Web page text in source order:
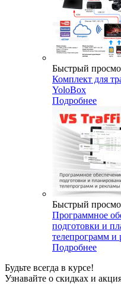
Быстрый
Комплект для
YoloBox
Подробнее
Быстрый
Программное
подготовки и
телепрограмм
Подробнее
Будьте всегда в курсе!
Узнавайте о скидках и